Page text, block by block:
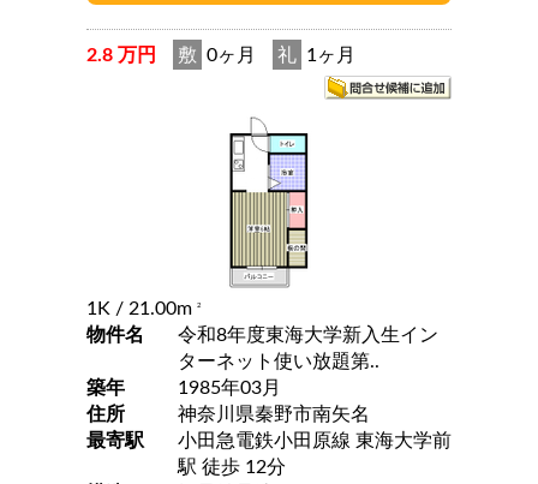
2.8 万円 敷 0ヶ月 礼 1ヶ月
1K / 21.00m 2
物件名
令和8年度東海大学新入生イン
ターネット使い放題第..
築年
1985年03月
住所
神奈川県秦野市南矢名
最寄駅
小田急電鉄小田原線 東海大学前
駅 徒歩 12分